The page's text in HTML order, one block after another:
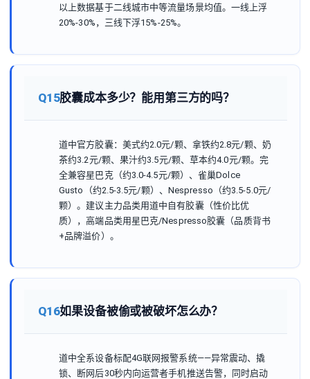
以上数据基于二线城市中等流量场景均值。一线上浮
20%-30%，三线下浮15%-25%。
Q15胶囊成本多少？能用第三方的吗？
道中官方胶囊：美式约2.0元/颗、拿铁约2.8元/颗、奶
茶约3.2元/颗、果汁约3.5元/颗、草本约4.0元/颗。完
全兼容星巴克（约3.0-4.5元/颗）、雀巢Dolce
Gusto（约2.5-3.5元/颗）、Nespresso（约3.5-5.0元/
颗）。建议主力品类用道中自有胶囊（性价比优
质），高端品类用星巴克/Nespresso胶囊（品质背书
+品牌溢价）。
Q16如果设备被偷或被破坏怎么办？
道中全系设备标配4G联网报警系统——异常震动、撬
锁、断网后30秒内向运营者手机推送告警，同时启动